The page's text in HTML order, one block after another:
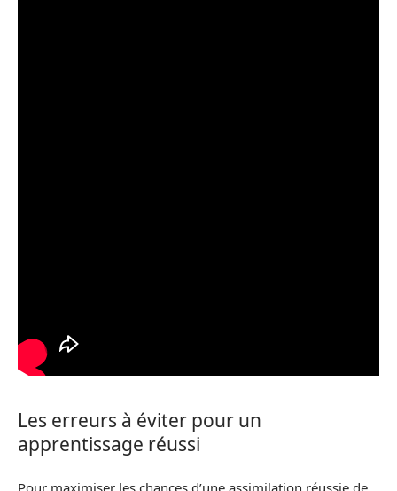
Les erreurs à éviter pour un
apprentissage réussi
Pour maximiser les chances d’une assimilation réussie de